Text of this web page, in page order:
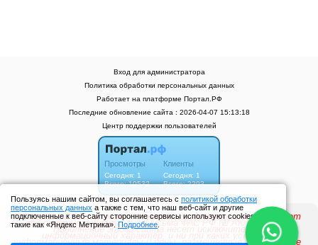
Пользуясь нашим сайтом, вы соглашаетесь с политикой обработки
персональных данных а также с тем, что наш веб-сайт и другие
подключенные к веб-сайту сторонние сервисы используют cookies
такие как «Яндекс Метрика». Подробнее
Вход для администратора
Политика обработки персональных данных
Работает на платформе Портал.РФ
Последние обновление сайта : 2026-04-07 15:13:18
Центр поддержки пользователей